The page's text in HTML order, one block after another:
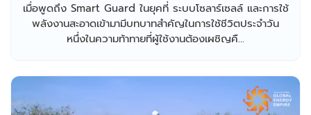
เมื่อพูดถึง Smart Guard ในยุคที่ ระบบโซลาร์เซลล์ และการใช้
พลังงานสะอาดเข้ามามีบทบาทสำคัญในการใช้ชีวิตประจำวัน
หนึ่งในความท้าทายที่ผู้ใช้งานต้องเผชิญคื...